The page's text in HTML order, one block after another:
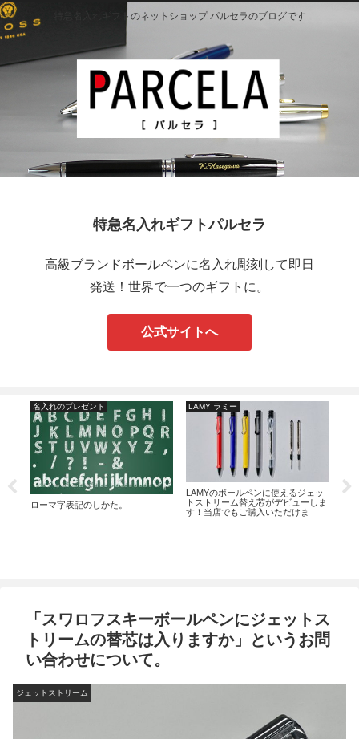
特急名入れギフトのネットショップ パルセラのブログです
特急名入れギフトパルセラ
高級ブランドボールペンに名入れ彫刻して即日
発送！世界で一つのギフトに。
公式サイトへ
素
名入れのプレゼント
ローマ字表記のしかた。
LAMY ラミー
LAMYのボールペンに使えるジェッ
トストリーム替え芯がデビューしま
す！当店でもご購入いただけま
ジ
「スワロフスキーボールペンにジェットス
トリームの替芯は入りますか」というお問
い合わせについて。
ジェットストリーム